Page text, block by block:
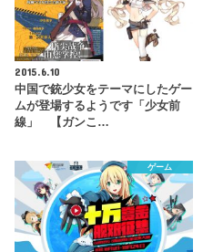
2015.6.10
中国で銃少女をテーマにしたゲー
ムが登場するようです「少女前
線」 【ガンこ…
ゲーム